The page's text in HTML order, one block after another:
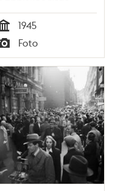
med att
på gatan.
1945
Foto